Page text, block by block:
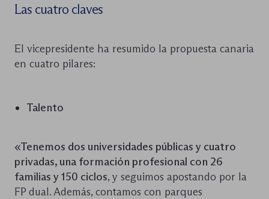
Las cuatro claves
El vicepresidente ha resumido la propuesta canaria
en cuatro pilares:
Talento
«Tenemos dos universidades públicas y cuatro
privadas, una formación profesional con 26
familias y 150 ciclos, y seguimos apostando por la
FP dual. Además, contamos con parques